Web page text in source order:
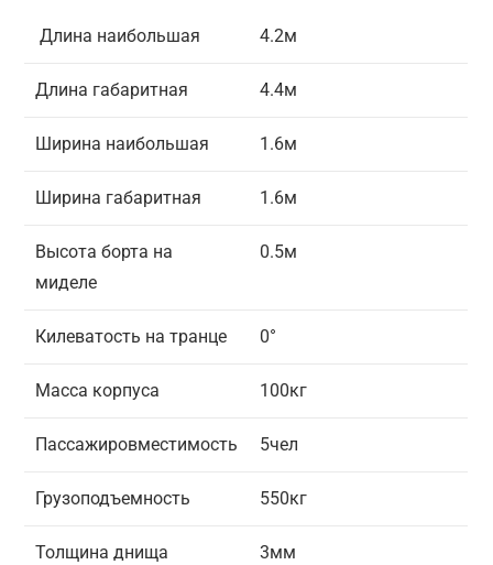
Длина наибольшая 4.2м
Длина габаритная 4.4м
Ширина наибольшая 1.6м
Ширина габаритная 1.6м
Высота борта на
миделе
0.5м
Килеватость на транце 0°
Масса корпуса 100кг
Пассажировместимость 5чел
Грузоподъемность 550кг
Толщина днища 3мм